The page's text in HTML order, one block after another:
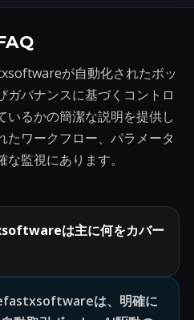
が自動化されたボッ
ガバナンスに基づくコントロ
いるかの簡潔な説明を提供し
たワークフロー、パラメータ
監視にあります。
は主に何をカバー
は、明確に